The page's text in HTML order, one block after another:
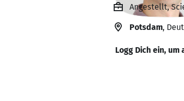
Angestellt,
Potsdam,
Logg Dich ein, um